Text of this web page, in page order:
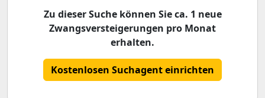
Zu dieser Suche können Sie ca. 1 neue
Zwangsversteigerungen pro Monat
erhalten.
Kostenlosen Suchagent einrichten